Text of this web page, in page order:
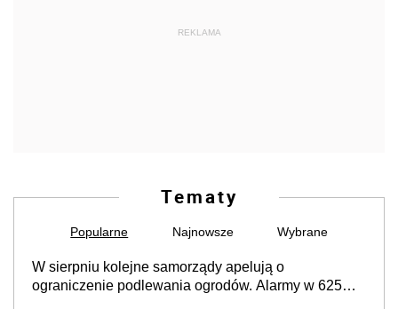
REKLAMA
Tematy
Popularne Najnowsze Wybrane
W sierpniu kolejne samorządy apelują o
ograniczenie podlewania ogrodów. Alarmy w 625